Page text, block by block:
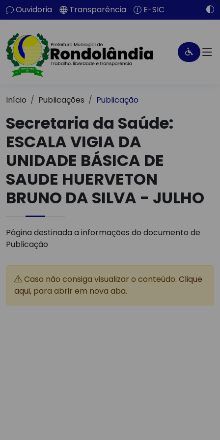
Ouvidoria Transparência E-SIC
Início Publicações Publicação
Secretaria da Saúde:
ESCALA VIGIA DA
UNIDADE BÁSICA DE
SAUDE HUERVETON
BRUNO DA SILVA - JULHO
Página destinada a informações do documento de
Publicação
Caso não consiga visualizar o conteúdo. Clique
aqui, para abrir em nova aba.